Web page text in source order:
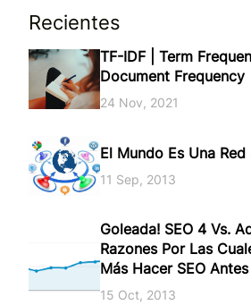
Recientes
TF-IDF | Term
Document Frequency
24 Nov, 2021
El Mundo Es Una Red
11 Sep, 2013
Goleada! SEO 4 Vs.
Razones Por Las
Más Hacer SEO
15 Oct, 2013